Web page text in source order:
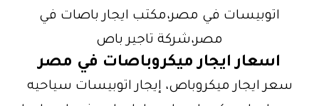
اتوبيسات في مصر،مكتب ايجار باصات في
مصر،شركة تاجير باص
اسعار ايجار ميكروباصات في مصر
سعر ايجار ميكروباص، إيجار اتوبيسات سياحيه